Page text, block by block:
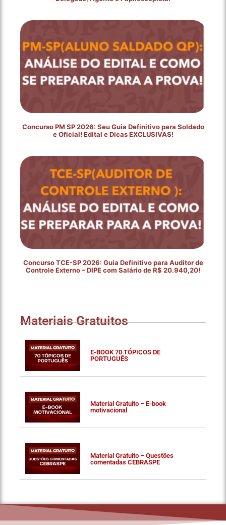
Concurso PM SP 2026: Seu Guia Definitivo para Soldado
e Oficial! Edital e Dicas EXCLUSIVAS!
Concurso TCE-SP 2026: Guia Definitivo para Auditor de
Controle Externo – DIPE com Salário de R$ 20.940,20!
Materiais Gratuitos
E-BOOK 70 TÓPICOS DE
PORTUGUÊS
Material Gratuito – E-book
motivacional
Material Gratuito – Questões
comentadas CEBRASPE